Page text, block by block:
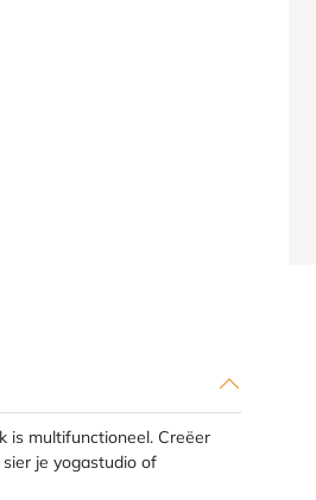
is multifunctioneel. Creëer
je yogastudio of